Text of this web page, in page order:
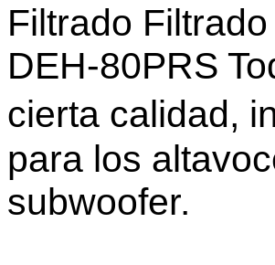
Filtrado
DEH-80PRS
cierta calidad,
para los
subwoofer.